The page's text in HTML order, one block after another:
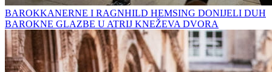
BAROKKANERNE I RAGNHILD HEMSING DONIJELI DUH
BAROKNE GLAZBE U ATRIJ KNEŽEVA DVORA